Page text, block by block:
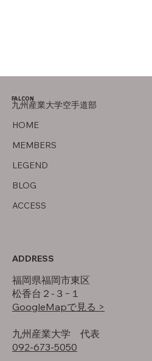
HOME
MEMBERS
LEGEND
BLOG
ACCESS
FALCON
九州産業大学空手道部
ADDRESS
福岡県福岡市東区
松香台２-３−１
GoogleMapで見る >
​九州産業大学 代表
092-673-5050